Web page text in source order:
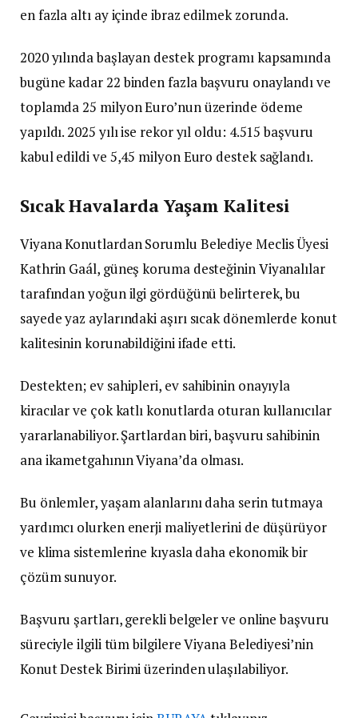
en fazla altı ay içinde ibraz edilmek zorunda.
2020 yılında başlayan destek programı kapsamında
bugüne kadar 22 binden fazla başvuru onaylandı ve
toplamda 25 milyon Euro’nun üzerinde ödeme
yapıldı. 2025 yılı ise rekor yıl oldu: 4.515 başvuru
kabul edildi ve 5,45 milyon Euro destek sağlandı.
Sıcak Havalarda Yaşam Kalitesi
Viyana Konutlardan Sorumlu Belediye Meclis Üyesi
Kathrin Gaál, güneş koruma desteğinin Viyanalılar
tarafından yoğun ilgi gördüğünü belirterek, bu
sayede yaz aylarındaki aşırı sıcak dönemlerde konut
kalitesinin korunabildiğini ifade etti.
Destekten; ev sahipleri, ev sahibinin onayıyla
kiracılar ve çok katlı konutlarda oturan kullanıcılar
yararlanabiliyor. Şartlardan biri, başvuru sahibinin
ana ikametgahının Viyana’da olması.
Bu önlemler, yaşam alanlarını daha serin tutmaya
yardımcı olurken enerji maliyetlerini de düşürüyor
ve klima sistemlerine kıyasla daha ekonomik bir
çözüm sunuyor.
Başvuru şartları, gerekli belgeler ve online başvuru
süreciyle ilgili tüm bilgilere Viyana Belediyesi’nin
Konut Destek Birimi üzerinden ulaşılabiliyor.